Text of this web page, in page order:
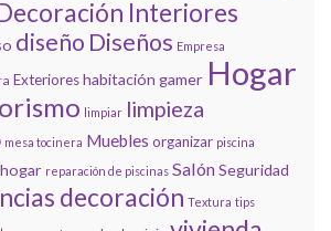
Interiores
diseño Diseños Empresa
Exterioreshabitación gamer Hogar
limpiar limpieza
mesa tocinera Muebles organizar piscina
reparación de piscinas SalónSeguridad
decoración Textura tips